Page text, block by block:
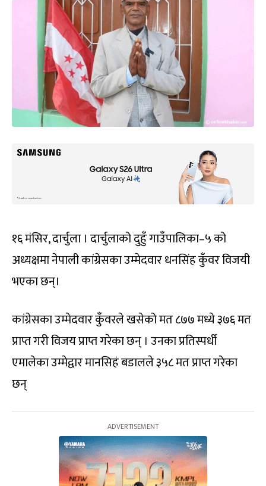
१६ मंसिर, दार्चुला । दार्चुलाको दुहुँ गाउँपालिका–५ को
अध्यक्षमा नेपाली कांग्रेसका उम्मेदवार धनसिंह कुँवर विजयी
भएका छन्।
कांग्रेसका उम्मेदवार कुँवरले खसेको मत ८७७ मध्ये ३७६ मत
प्राप्त गरी विजय प्राप्त गरेका छन् । उनका प्रतिस्पर्धी
एमालेका उम्मेद्वार मानसिहं बडालले ३५८ मत प्राप्त गरेका
छन्